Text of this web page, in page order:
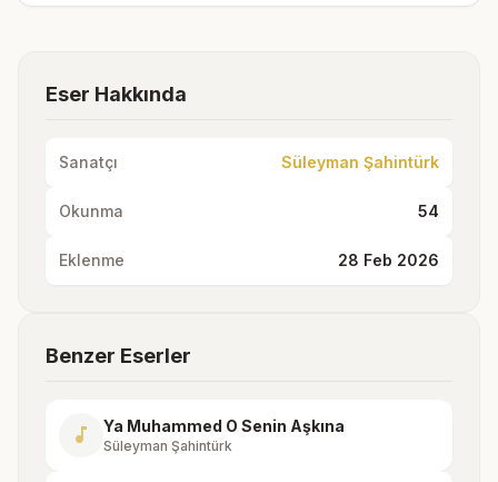
Eser Hakkında
Sanatçı Süleyman Şahintürk
Okunma 54
Eklenme 28 Feb 2026
Benzer Eserler
music_note Ya Muhammed O Senin Aşkına
Süleyman Şahintürk